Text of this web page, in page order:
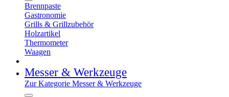
Brennpaste
Gastronomie
Grills & Grillzubehör
Holzartikel
Thermometer
Waagen
Messer & Werkzeuge
Zur Kategorie Messer & Werkzeuge